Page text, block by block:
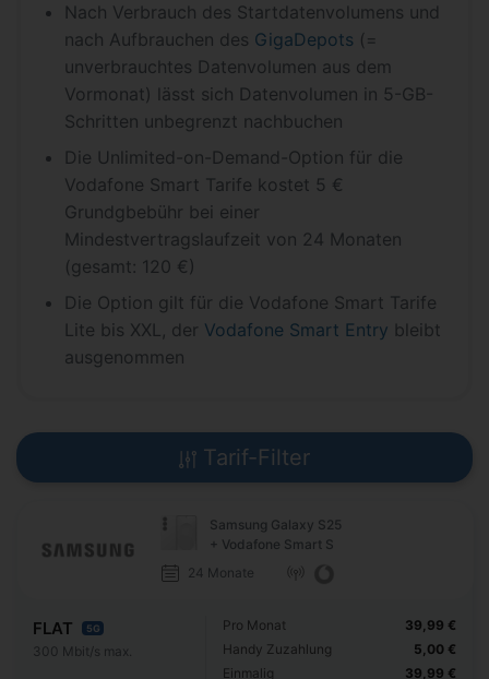
Nach Verbrauch des Startdatenvolumens und
nach Aufbrauchen des GigaDepots (=
unverbrauchtes Datenvolumen aus dem
Vormonat) lässt sich Datenvolumen in 5-GB-
Schritten unbegrenzt nachbuchen
Die Unlimited-on-Demand-Option für die
Vodafone Smart Tarife kostet 5 €
Grundgbebühr bei einer
Mindestvertragslaufzeit von 24 Monaten
(gesamt: 120 €)
Die Option gilt für die Vodafone Smart Tarife
Lite bis XXL, der Vodafone Smart Entry bleibt
ausgenommen
Tarif-Filter
Samsung Galaxy S25
+ Vodafone Smart S
24 Monate
FLAT 5G
300 Mbit/s max.
Pro Monat
Handy Zuzahlung
Einmalig
39,99 €
5,00 €
39,99 €